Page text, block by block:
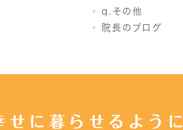
q.その他
院長のブログ
に暮らせるように